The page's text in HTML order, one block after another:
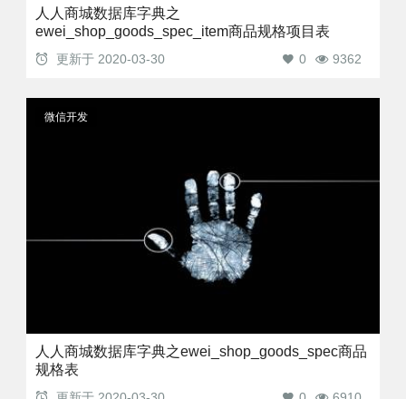
人人商城数据库字典之
ewei_shop_goods_spec_item商品规格项目表
更新于 2020-03-30 9362
0
微信开发
人人商城数据库字典之ewei_shop_goods_spec商品
规格表